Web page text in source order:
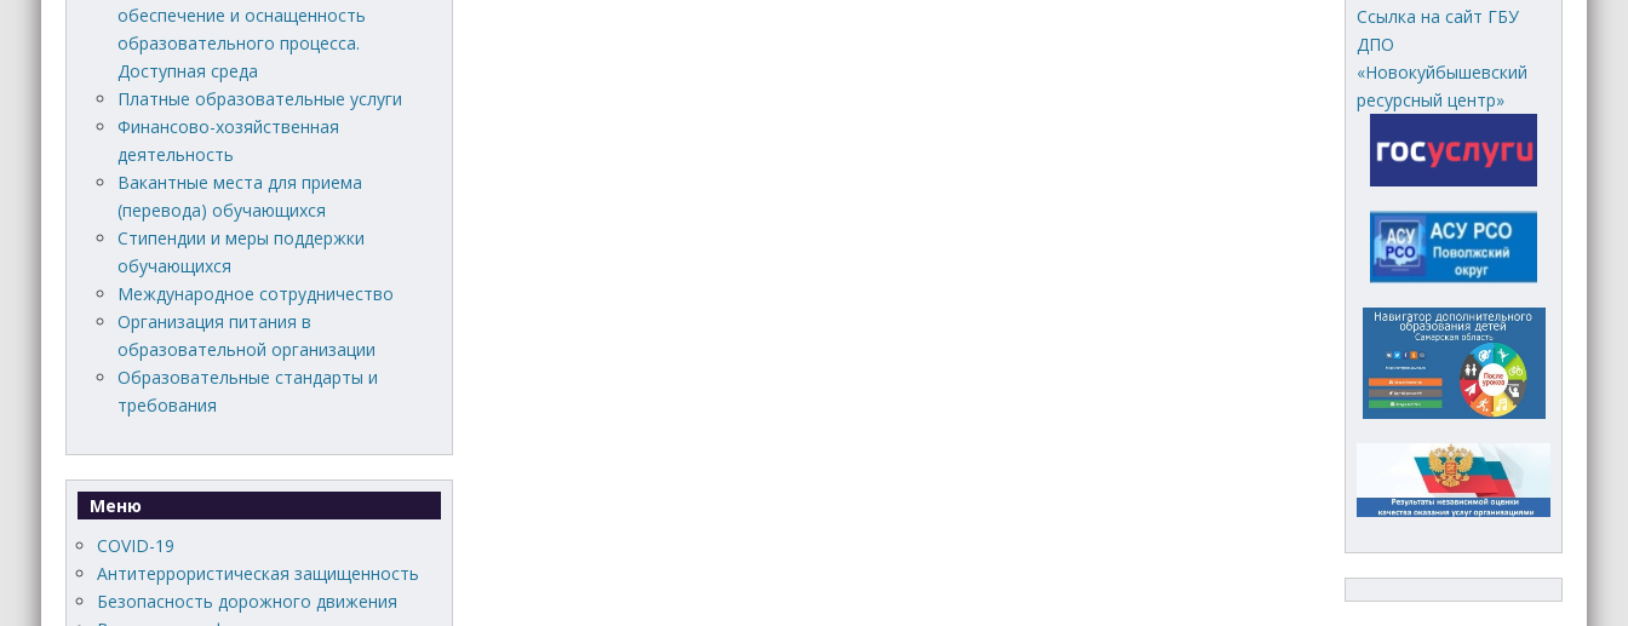
обеспечение и оснащенность
образовательного процесса.
Доступная среда
Платные образовательные услуги
Финансово-хозяйственная
деятельность
Вакантные места для приема
(перевода) обучающихся
Стипендии и меры поддержки
обучающихся
Международное сотрудничество
Организация питания в
образовательной организации
Образовательные стандарты и
требования
Меню
COVID-19
Антитеррористическая защищенность
Безопасность дорожного движения
Ссылка на сайт ГБУ
ДПО
«Новокуйбышевский
ресурсный центр»